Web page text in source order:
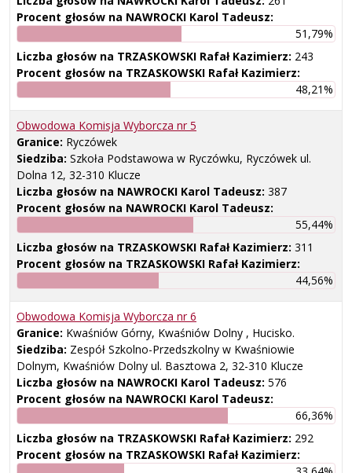
Procent głosów na NAWROCKI Karol Tadeusz:
51,79%
Liczba głosów na TRZASKOWSKI Rafał Kazimierz: 243
Procent głosów na TRZASKOWSKI Rafał Kazimierz:
48,21%
Obwodowa Komisja Wyborcza nr 5
Granice: Ryczówek
Siedziba: Szkoła Podstawowa w Ryczówku, Ryczówek ul.
Dolna 12, 32-310 Klucze
Liczba głosów na NAWROCKI Karol Tadeusz: 387
Procent głosów na NAWROCKI Karol Tadeusz:
55,44%
Liczba głosów na TRZASKOWSKI Rafał Kazimierz: 311
Procent głosów na TRZASKOWSKI Rafał Kazimierz:
44,56%
Obwodowa Komisja Wyborcza nr6
Granice: Kwaśniów Górny, Kwaśniów Dolny , Hucisko.
Siedziba: Zespół Szkolno-Przedszkolny w Kwaśniowie
Dolnym, Kwaśniów Dolny ul. Basztowa 2, 32-310 Klucze
Liczba głosów na NAWROCKI Karol Tadeusz: 576
Procent głosów na NAWROCKI Karol Tadeusz:
66,36%
Liczba głosów na TRZASKOWSKI Rafał Kazimierz: 292
Procent głosów na TRZASKOWSKI Rafał Kazimierz: